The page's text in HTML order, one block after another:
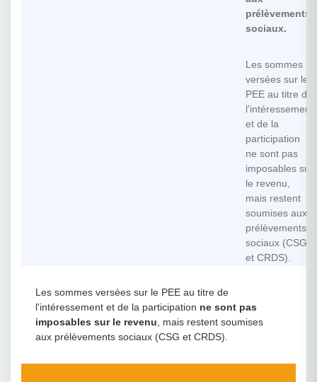
prélèvements
sociaux.
Les sommes
versées sur le
PEE au titre de
l'intéressement
et de la
participation
ne sont pas
imposables sur
le revenu,
mais restent
soumises aux
prélèvements
sociaux (CSG
et CRDS).
Les sommes versées sur le PEE au titre de
l'intéressement et de la participation ne sont pas
imposables sur le revenu , mais restent soumises
aux prélèvements sociaux (CSG et CRDS).